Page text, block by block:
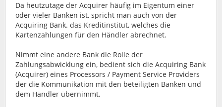
Da heutzutage der Acquirer häufig im Eigentum einer
oder vieler Banken ist, spricht man auch von der
Acquiring Bank. das Kreditinstitut, welches die
Kartenzahlungen für den Händler abrechnet.
Nimmt eine andere Bank die Rolle der
Zahlungsabwicklung ein, bedient sich die Acquiring Bank
(Acquirer) eines Processors / Payment Service Providers
der die Kommunikation mit den beteiligten Banken und
dem Händler übernimmt.